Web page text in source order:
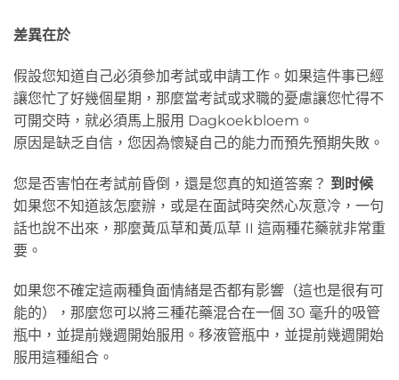
差異在於
假設您知道自己必須參加考試或申請工作。如果這件事已經
讓您忙了好幾個星期，那麼當考試或求職的憂慮讓您忙得不
可開交時，就必須馬上服用 Dagkoekbloem。
原因是缺乏自信，您因為懷疑自己的能力而預先預期失敗。
您是否害怕在考試前昏倒，還是您真的知道答案？ 到时候
如果您不知道該怎麼辦，或是在面試時突然心灰意冷，一句
話也說不出來，那麼黃瓜草和黃瓜草 II 這兩種花藥就非常重
要。
如果您不確定這兩種負面情緒是否都有影響（這也是很有可
能的），那麼您可以將三種花藥混合在一個 30 毫升的吸管
瓶中，並提前幾週開始服用。移液管瓶中，並提前幾週開始
服用這種組合。